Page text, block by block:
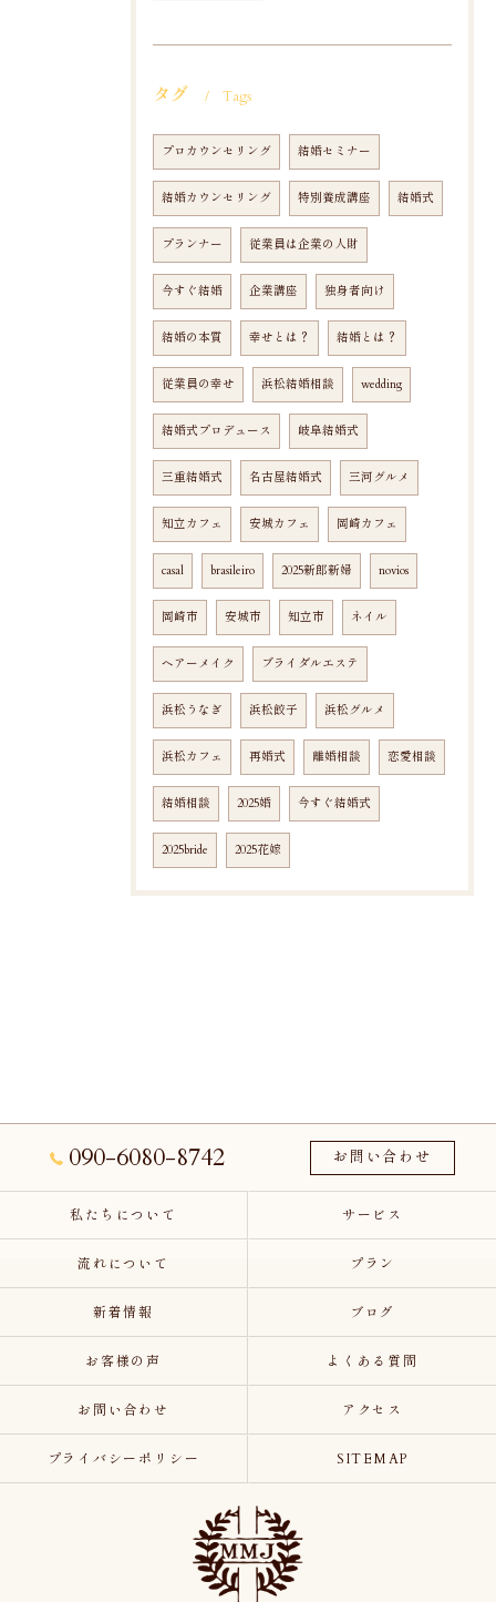
タグ Tags
プロカウンセリング 結婚セミナー
結婚カウンセリング 特別養成講座 結婚式
プランナー 従業員は企業の人財
今すぐ結婚 企業講座 独身者向け
結婚の本質 幸せとは？ 結婚とは？
従業員の幸せ 浜松結婚相談 wedding
結婚式プロデュース 岐阜結婚式
三重結婚式 名古屋結婚式 三河グルメ
知立カフェ 安城カフェ 岡崎カフェ
casal brasileiro 2025新郎新婦 novios
岡崎市 安城市 知立市 ネイル
ヘアーメイク ブライダルエステ
浜松うなぎ 浜松餃子 浜松グルメ
浜松カフェ 再婚式 離婚相談 恋愛相談
結婚相談 2025婚 今すぐ結婚式
2025bride 2025花嫁
090-6080-8742 お問い合わせ
私たちについて サービス
流れについて プラン
新着情報 ブログ
お客様の声 よくある質問
お問い合わせ アクセス
プライバシーポリシー SITEMAP